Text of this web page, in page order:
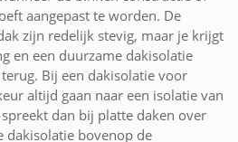
aangepast te worden. De
zijn redelijk stevig, maar je krijgt
en een duurzame dakisolatie
Bij een dakisolatie voor
altijd gaan naar een isolatie van
dan bij platte daken over
dakisolatie bovenop de